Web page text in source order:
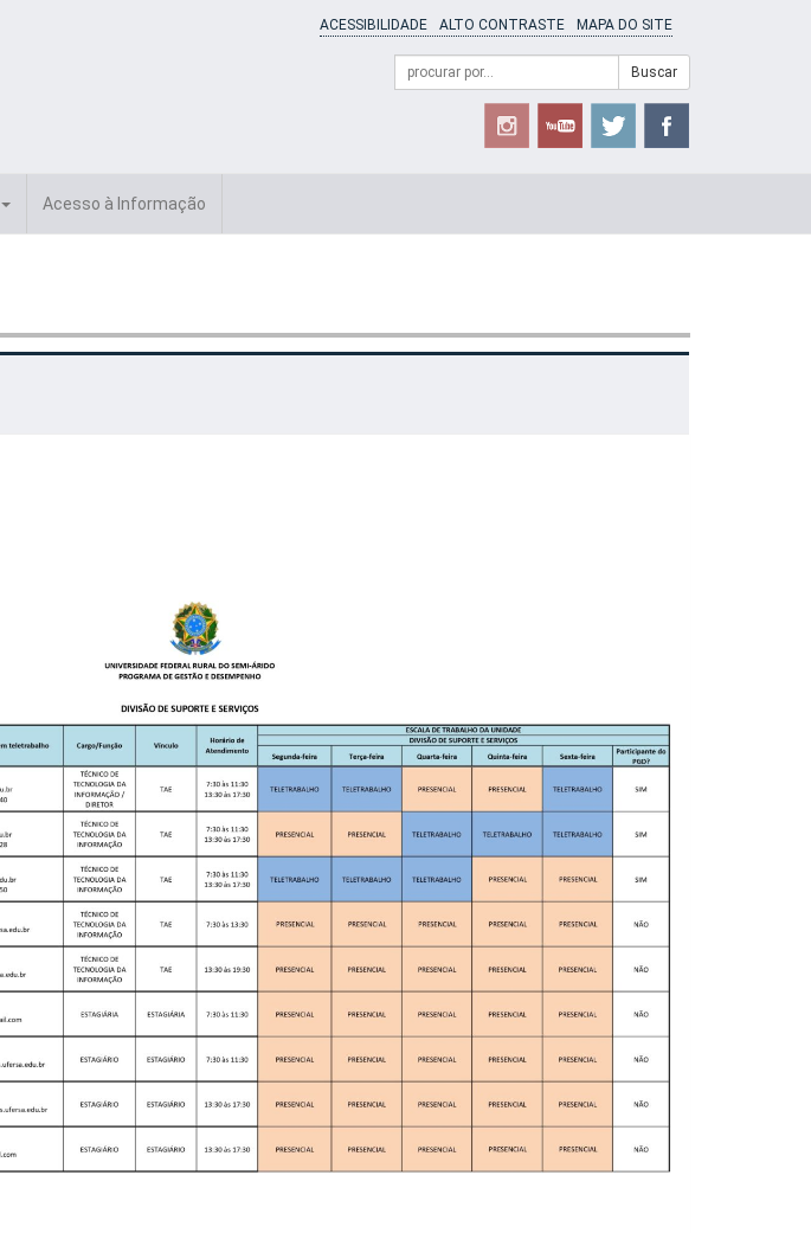
ACESSIBILIDADE ALTO CONTRASTE MAPA DO SITE
Formulário
Campo
de
Buscar
Acesso à Informação